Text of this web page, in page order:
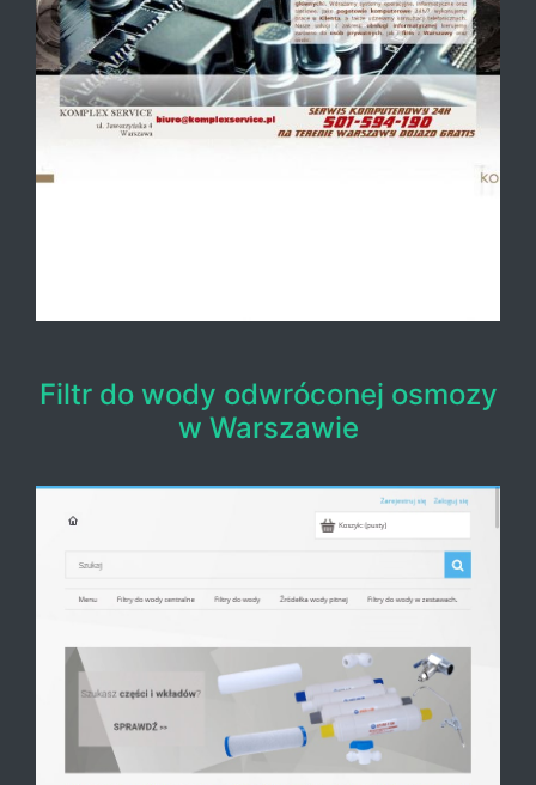
Filtr do wody odwróconej osmozy
w Warszawie